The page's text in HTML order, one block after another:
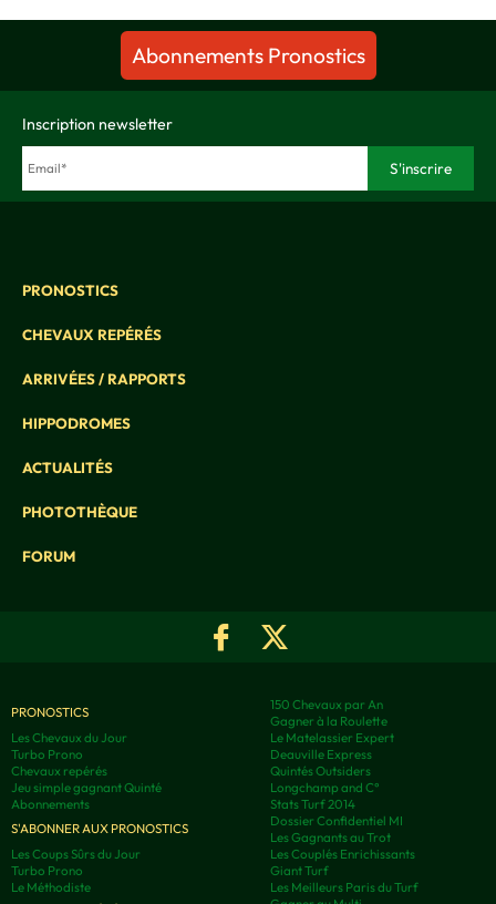
Abonnements Pronostics
Inscription newsletter
PRONOSTICS
CHEVAUX REPÉRÉS
ARRIVÉES / RAPPORTS
HIPPODROMES
ACTUALITÉS
PHOTOTHÈQUE
FORUM
PRONOSTICS
Les Chevaux du Jour
Turbo Prono
Chevaux repérés
Jeu simple gagnant Quinté
Abonnements
S'ABONNER AUX PRONOSTICS
Les Coups Sûrs du Jour
Turbo Prono
Le Méthodiste
150 Chevaux par An
Gagner à la Roulette
Le Matelassier Expert
Deauville Express
Quintés Outsiders
Longchamp and C°
Stats Turf 2014
Dossier Confidentiel MI
Les Gagnants au Trot
Les Couplés Enrichissants
Giant Turf
Les Meilleurs Paris du Turf